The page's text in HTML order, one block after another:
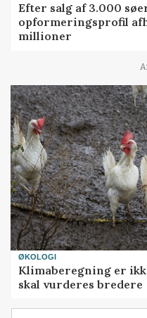
Efter salg af 3.000
opformeringsprofil
millioner
ØKOLOGI
Klimaberegning er
skal vurderes bredere